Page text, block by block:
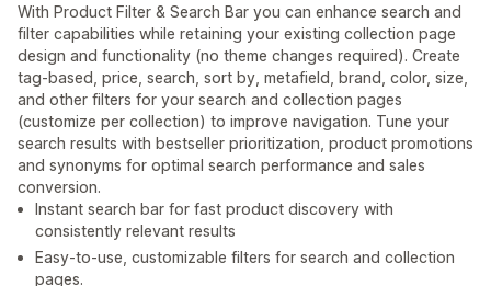
With Product Filter & Search Bar you can enhance search and
filter capabilities while retaining your existing collection page
design and functionality (no theme changes required). Create
tag-based, price, search, sort by, metafield, brand, color, size,
and other filters for your search and collection pages
(customize per collection) to improve navigation. Tune your
search results with bestseller prioritization, product promotions
and synonyms for optimal search performance and sales
conversion.
Instant search bar for fast product discovery with
consistently relevant results
Easy-to-use, customizable filters for search and collection
pages.